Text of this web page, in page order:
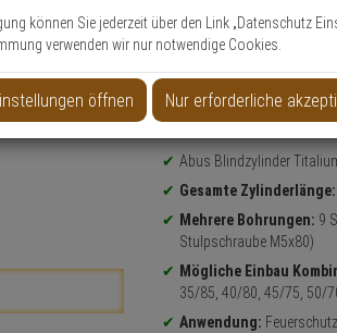
Produktinformationen
Abus Blindzylinder
Gesamte Zylinderlänge:
Mehrere Bohrungen: 9
Stulpschraube M5x80)
Mögliche Einbau
35/85, 40/80, 45/75, 50/
Anwendung:
können Sie jederzeit über den Link „Datenschutz
verwenden wir nur notwendige Cookies.
öffnen Nur erforderliche